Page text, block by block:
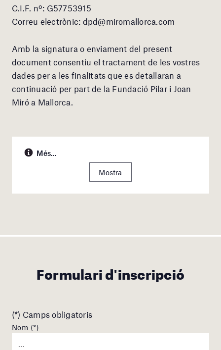
C.I.F. nº: G57753915
Correu electrònic: dpd@miromallorca.com
Amb la signatura o enviament del present
document consentiu el tractament de les vostres
dades per a les finalitats que es detallaran a
continuació per part de la Fundació Pilar i Joan
Miró a Mallorca.
Més...
Mostra
Formulari d'inscripció
(*) Camps obligatoris
Nom (*)